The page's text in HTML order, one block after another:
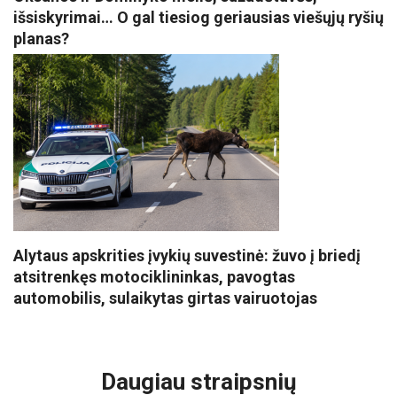
išsiskyrimai… O gal tiesiog geriausias viešųjų ryšių
planas?
Alytaus apskrities įvykių suvestinė: žuvo į briedį
atsitrenkęs motociklininkas, pavogtas
automobilis, sulaikytas girtas vairuotojas
Daugiau straipsnių